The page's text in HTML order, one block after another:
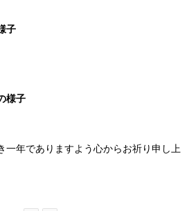
子
様子
一年でありますよう心からお祈り申し上